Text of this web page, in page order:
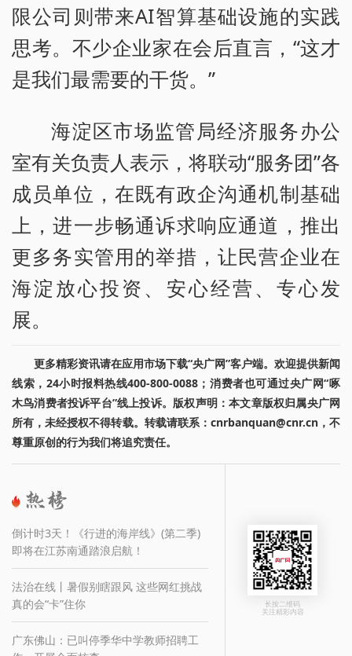
限公司则带来AI智算基础设施的实践
思考。不少企业家在会后直言，“这才
是我们最需要的干货。”
海淀区市场监管局经济服务办公
室有关负责人表示，将联动“服务团”各
成员单位，在既有政企沟通机制基础
上，进一步畅通诉求响应通道，推出
更多务实管用的举措，让民营企业在
海淀放心投资、安心经营、专心发
展。
更多精彩资讯请在应用市场下载“央广网”客户端。欢迎提供新闻
线索，24小时报料热线400-800-0088；消费者也可通过央广网“啄
木鸟消费者投诉平台”线上投诉。版权声明：本文章版权归属央广网
所有，未经授权不得转载。转载请联系：cnrbanquan@cnr.cn，不
尊重原创的行为我们将追究责任。
倒计时3天！《行进的海岸线》(第二季)
即将在江苏南通踏浪启航！
法治在线丨暑假别瞎跟风 这些网红挑战
真的会“卡”住你
广东佛山：已叫停季华中学教师招聘工
长按二维码
关注精彩内容